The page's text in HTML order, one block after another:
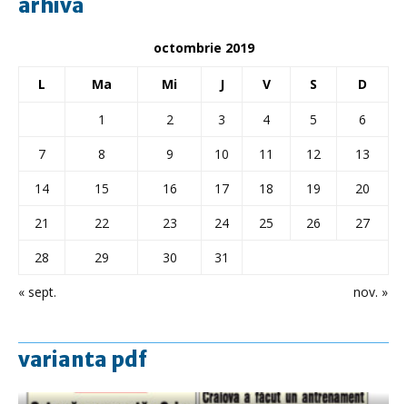
arhivă
octombrie 2019
L Ma Mi J V S D
« sept. nov. »
1 2 3 4 5
6
7
8 9 10 11 12
13
14
15 16 17 18 19
20
21
22 23 24 25 26
27
28
29 30 31
varianta pdf